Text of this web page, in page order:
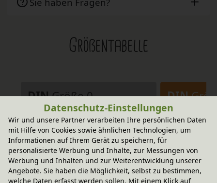
Größentabelle
DINGröße 0
Altersempfehlung
1 - 2 Jahren
Körpergröße
80 cm - 95 cm
Sitzhöhe
DIN
2 - 5
Körpergröße
93 cm -
Sitzhöhe
Datenschutz-Einstellungen
Wir und unsere Partner verarbeiten Ihre persönlichen Daten
mit Hilfe von Cookies sowie ähnlichen Technologien, um
Informationen auf Ihrem Gerät zu speichern, für
personalisierte Werbung und Inhalte, zur Messungen von
Werbung und Inhalten und zur Weiterentwicklung unserer
Angebote. Sie haben die Möglichkeit, selbst zu bestimmen,
welche Daten erfasst werden sollen. Mit einem Klick auf